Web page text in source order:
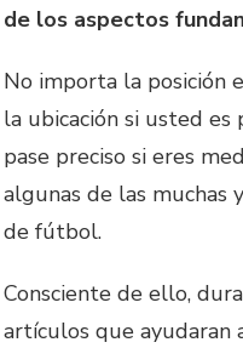
de los aspectos
No importa la posición
la ubicación si usted es
pase preciso si eres
algunas de las muchas
de fútbol.
Consciente de ello,
artículos que ayudaran